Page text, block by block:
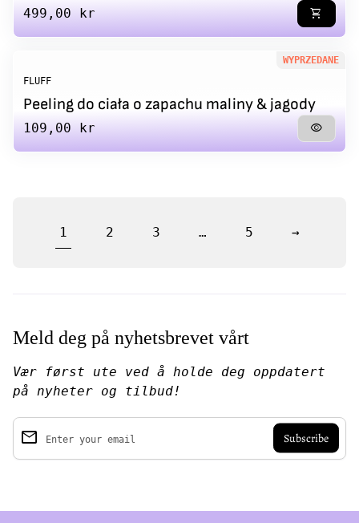
Regular price
499,00 kr shopping_cart
WYPRZEDANE
FLUFF
Peeling do ciała o zapachu maliny & jagody
Regular price
109,00 kr visibility
1 2 3 … 5 →
Meld deg på nyhetsbrevet vårt
Vær først ute ved å holde deg oppdatert
på nyheter og tilbud!
Enter your email
email